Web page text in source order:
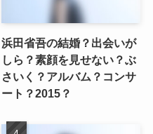
浜田省吾の結婚？出会いが
しら？素顔を見せない？ぶ
さいく？アルバム？コンサ
ート？2015？